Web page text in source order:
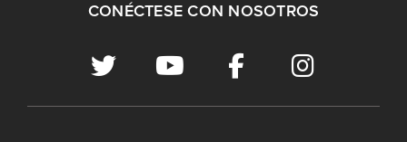
CONÉCTESE CON NOSOTROS